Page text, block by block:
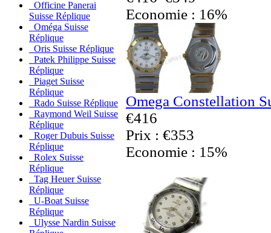
Officine Panerai
Suisse Réplique
Oméga Suisse
Réplique
Oris Suisse Réplique
Patek Philippe Suisse
Réplique
Piaget Suisse
Réplique
Rado Suisse Réplique
Raymond Weil Suisse
Réplique
Roger Dubuis Suisse
Réplique
Rolex Suisse
Réplique
Tag Heuer Suisse
Réplique
U-Boat Suisse
Réplique
Ulysse Nardin Suisse
Economie : 16%
Omega Constellation
€416
Prix : €353
Economie : 15%